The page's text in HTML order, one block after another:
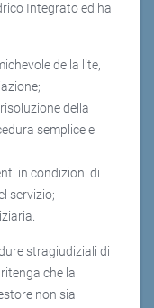
Integrato ed ha
della lite,
della
semplice e
in condizioni di
servizio;
stragiudiziali di
che la
non sia